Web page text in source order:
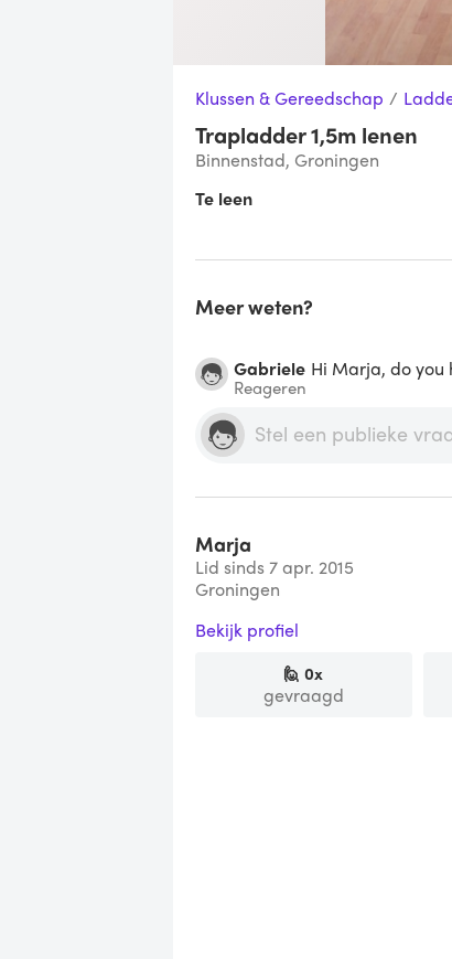
Klussen & Gereedschap /
Trapladder 1,5m lenen
Binnenstad, Groningen
Te leen
Meer weten?
Gabriele Hi Marja, do you
Reageren
Marja
Lid sinds 7 apr. 2015
Groningen
Bekijk profiel
🙋0x
gevraagd